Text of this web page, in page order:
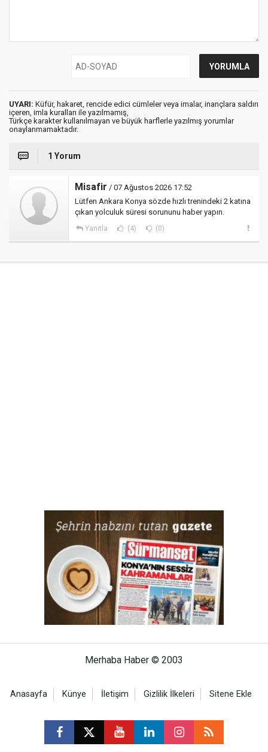
UYARI: Küfür, hakaret, rencide edici cümleler veya imalar, inançlara saldırı
içeren, imla kuralları ile yazılmamış,
Türkçe karakter kullanılmayan ve büyük harflerle yazılmış yorumlar
onaylanmamaktadır.
1 Yorum
Misafir / 07 Ağustos 2026 17:52
Lütfen Ankara Konya sözde hızlı trenindeki 2 katına
çıkan yolculuk süresi sorununu haber yapın.
Yanıtla (4) (0)
Merhaba Haber © 2003
Anasayfa Künye İletişim Gizlilik İlkeleri Sitene Ekle